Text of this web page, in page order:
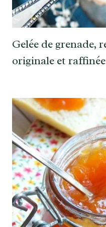
Gelée de grenade,
originale et raffinée